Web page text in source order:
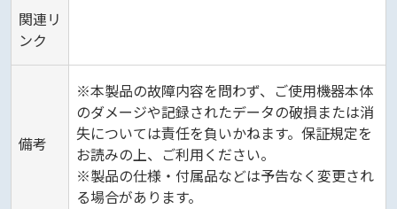
関連リ
ンク
備考
※本製品の故障内容を問わず、ご使用機器本体
のダメージや記録されたデータの破損または消
失については責任を負いかねます。保証規定を
お読みの上、ご利用ください。
※製品の仕様・付属品などは予告なく変更され
る場合があります。